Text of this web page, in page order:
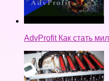
AdvProfit Как стать